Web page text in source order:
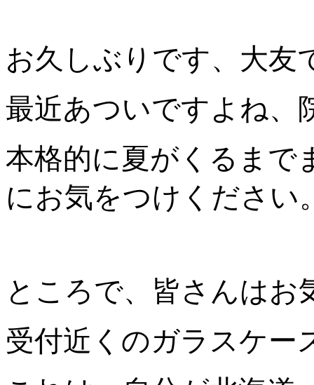
お久しぶりです、大友
最近あついですよね、
本格的に夏がくるまで
にお気をつけください
ところで、皆さんは
受付近くのガラスケー